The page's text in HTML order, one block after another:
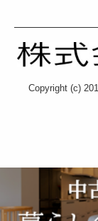
Copyright (c)